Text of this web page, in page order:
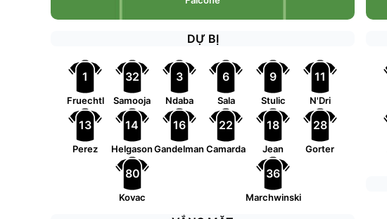
DỰ BỊ
1
Fruechtl
32
Samooja
3
Ndaba
6
Sala
9
Stulic
11
N'Dri
13
Perez
14
Helgason
16
Gandelman
22
Camarda
18
Jean
28
Gorter
80
Kovac
36
Marchwinski